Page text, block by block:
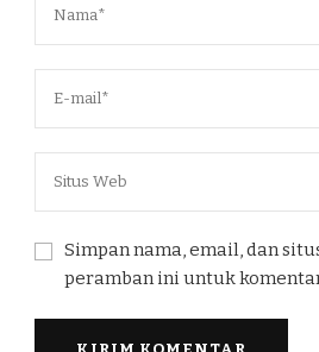
Simpan nama, email, dan
peramban ini untuk